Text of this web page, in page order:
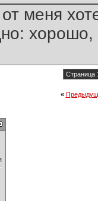
меня
Страница
«